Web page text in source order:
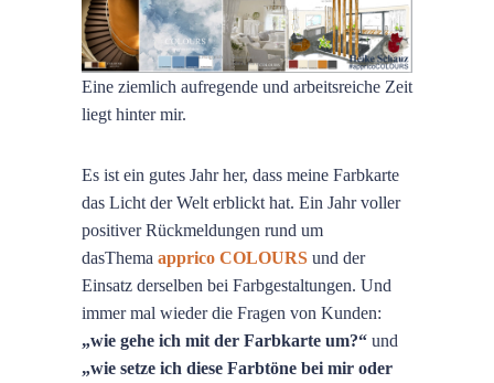
Eine ziemlich aufregende und arbeitsreiche Zeit
liegt hinter mir.
Es ist ein gutes Jahr her, dass meine Farbkarte
das Licht der Welt erblickt hat. Ein Jahr voller
positiver Rückmeldungen rund um
dasThema apprico COLOURS und der
Einsatz derselben bei Farbgestaltungen. Und
immer mal wieder die Fragen von Kunden:
„wie gehe ich mit der Farbkarte um?“ und
„wie setze ich diese Farbtöne bei mir oder